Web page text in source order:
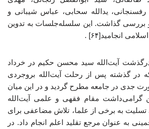
رفسنجانی، یدالله سحابی، عباس شیبانی و
گذاشت. این سلسله‌جلسات به تدوین
انجامید[۶۴] .
آیت‌الله سید محسن حکیم در خرداد
که در گذشته پس از رحلت آیت‌الله بروجردی
جدی در جامعه مطرح گردید و در این میان
گرامی‌داشت مقام فقهی و علمی آیت‌الله
تسلیت به برخی از علما، تلاش مضاعفی برای
به عنوان مرجع تقلید اعلم انجام داد. در